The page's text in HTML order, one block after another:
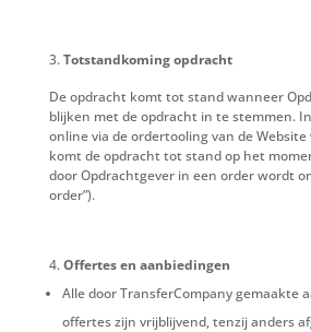
Totstandkoming opdracht
De opdracht komt tot stand wanneer
blijken met de opdracht in te stemmen.
online via de ordertooling van de
komt de opdracht tot stand op het
door Opdrachtgever in een order wordt
order”).
Offertes en aanbiedingen
Alle door TransferCompany gemaakte
offertes zijn vrijblijvend, tenzij anders